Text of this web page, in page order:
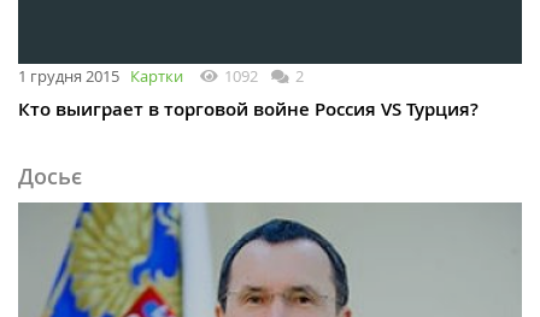
1 грудня 2015 Картки 1092 2
Кто выиграет в торговой войне Россия VS Турция?
Досьє